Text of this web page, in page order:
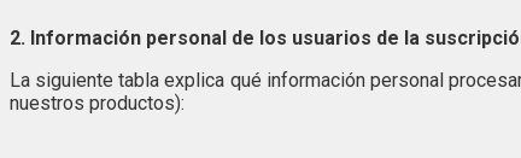
2. Información personal de los usuarios de la
La siguiente tabla explica qué información personal
nuestros productos):